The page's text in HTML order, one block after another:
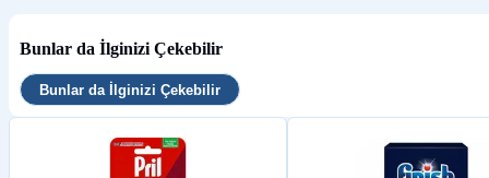
Bunlar da İlginizi Çekebilir
Bunlar da İlginizi Çekebilir